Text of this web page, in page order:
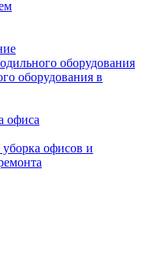
оборудования
оборудования в
офиса
офисов и